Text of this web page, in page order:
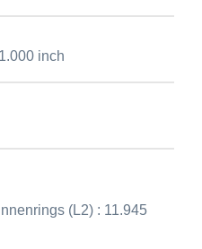
inch
(L2) : 11.945